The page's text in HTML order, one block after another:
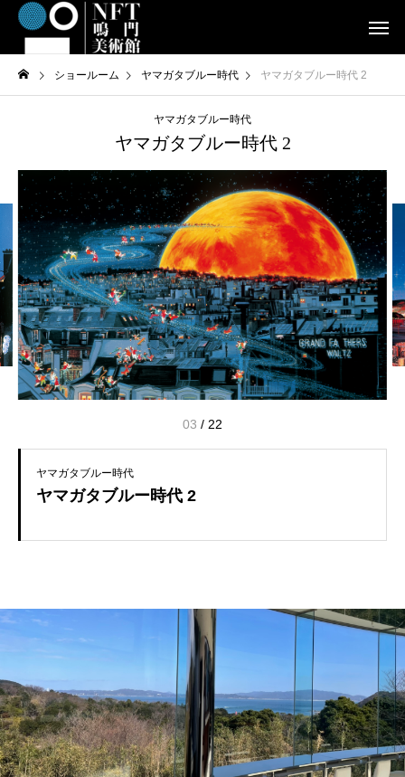
ショールーム ヤマガタブルー時代 ヤマガタブルー時代 2
ヤマガタブルー時代
ヤマガタブルー時代 2
03 / 22
ヤマガタブルー時代
ヤマガタブルー時代 2